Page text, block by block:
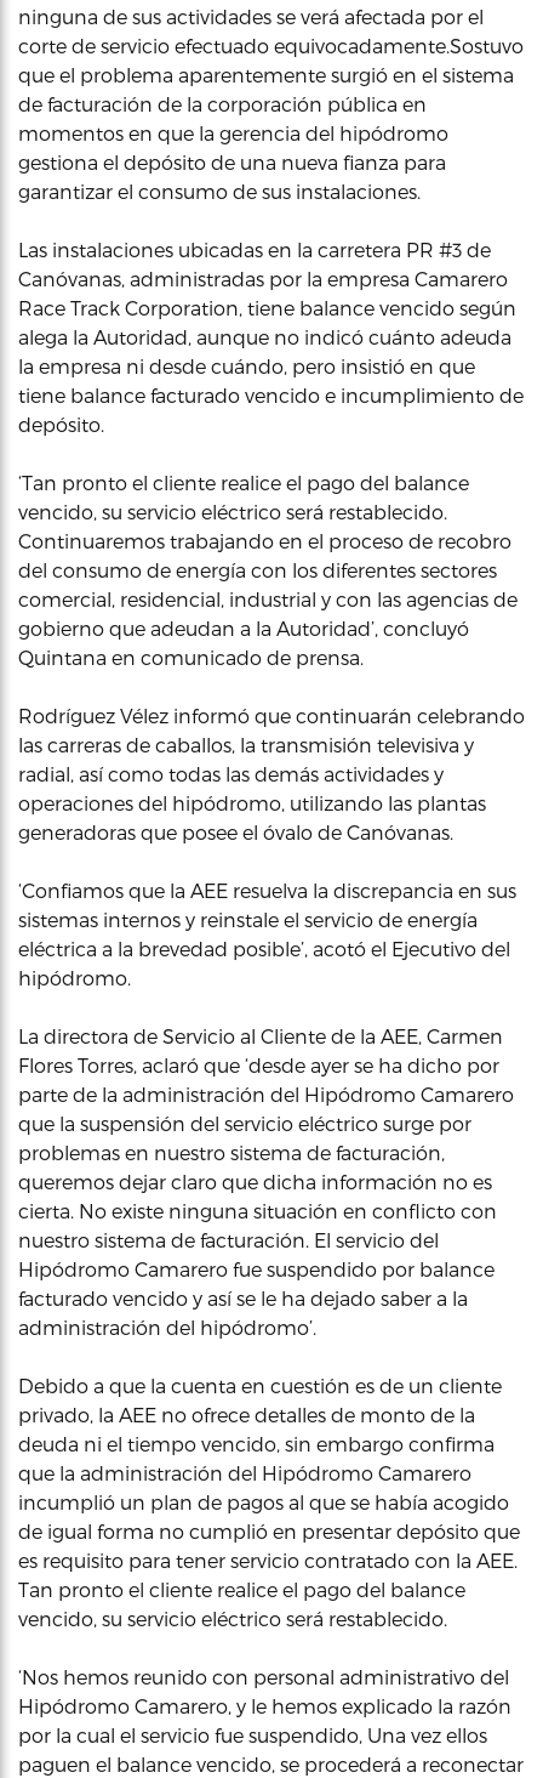
ninguna de sus actividades se verá afectada por el
corte de servicio efectuado equivocadamente.Sostuvo
que el problema aparentemente surgió en el sistema
de facturación de la corporación pública en
momentos en que la gerencia del hipódromo
gestiona el depósito de una nueva fianza para
garantizar el consumo de sus instalaciones.
Las instalaciones ubicadas en la carretera PR #3 de
Canóvanas, administradas por la empresa Camarero
Race Track Corporation, tiene balance vencido según
alega la Autoridad, aunque no indicó cuánto adeuda
la empresa ni desde cuándo, pero insistió en que
tiene balance facturado vencido e incumplimiento de
depósito.
‘Tan pronto el cliente realice el pago del balance
vencido, su servicio eléctrico será restablecido.
Continuaremos trabajando en el proceso de recobro
del consumo de energía con los diferentes sectores
comercial, residencial, industrial y con las agencias de
gobierno que adeudan a la Autoridad’, concluyó
Quintana en comunicado de prensa.
Rodríguez Vélez informó que continuarán celebrando
las carreras de caballos, la transmisión televisiva y
radial, así como todas las demás actividades y
operaciones del hipódromo, utilizando las plantas
generadoras que posee el óvalo de Canóvanas.
‘Confiamos que la AEE resuelva la discrepancia en sus
sistemas internos y reinstale el servicio de energía
eléctrica a la brevedad posible’, acotó el Ejecutivo del
hipódromo.
La directora de Servicio al Cliente de la AEE, Carmen
Flores Torres, aclaró que ‘desde ayer se ha dicho por
parte de la administración del Hipódromo Camarero
que la suspensión del servicio eléctrico surge por
problemas en nuestro sistema de facturación,
queremos dejar claro que dicha información no es
cierta. No existe ninguna situación en conflicto con
nuestro sistema de facturación. El servicio del
Hipódromo Camarero fue suspendido por balance
facturado vencido y así se le ha dejado saber a la
administración del hipódromo’.
Debido a que la cuenta en cuestión es de un cliente
privado, la AEE no ofrece detalles de monto de la
deuda ni el tiempo vencido, sin embargo confirma
que la administración del Hipódromo Camarero
incumplió un plan de pagos al que se había acogido
de igual forma no cumplió en presentar depósito que
es requisito para tener servicio contratado con la AEE.
Tan pronto el cliente realice el pago del balance
vencido, su servicio eléctrico será restablecido.
‘Nos hemos reunido con personal administrativo del
Hipódromo Camarero, y le hemos explicado la razón
por la cual el servicio fue suspendido, Una vez ellos
paguen el balance vencido, se procederá a reconectar